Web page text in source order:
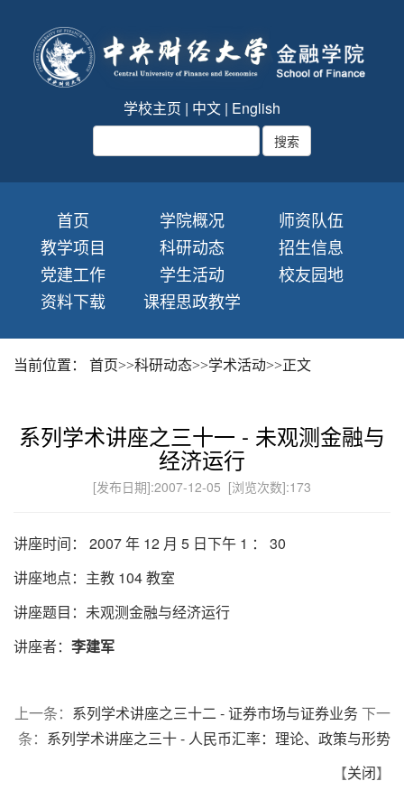
学校主页 | 中文 | English
首页 学院概况
师资队伍
教学项目
科研动态
招生信息
党建工作
学生活动
校友园地
资料下载
课程思政教学
当前位置： 首页>>科研动态>>学术活动>>正文
系列学术讲座之三十一 - 未观测金融与
经济运行
[发布日期]:2007-12-05 [浏览次数]:173
讲座时间： 2007 年 12 月 5 日下午 1 ： 30
讲座地点：主教 104 教室
讲座题目：未观测金融与经济运行
讲座者： 李建军
上一条： 系列学术讲座之三十二 - 证券市场与证券业务 下一
条： 系列学术讲座之三十 - 人民币汇率：理论、政策与形势
【关闭】